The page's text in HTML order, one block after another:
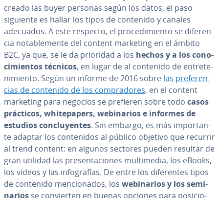
creado las buyer personas según los datos, el paso
siguiente es hallar los tipos de contenido y canales
adecuados. A este respecto, el pro­ce­di­mie­n­to se di­fe­re­n­
cia no­ta­ble­me­n­te del content marketing en el ámbito
B2C, ya que, se le da prioridad a los hechos y a los co­no­
ci­mie­n­tos técnicos, en lugar de al contenido de en­tre­te­
ni­mie­n­to. Según un informe de 2016 sobre las pre­fe­re­n­
cias de contenido de los co­m­pra­do­res, en el content
marketing para negocios se prefieren sobre todo casos
prácticos, whi­te­pa­pe­rs, we­bi­na­rios e informes de
estudios co­n­clu­ye­n­tes. Sin embargo, es más im­po­r­ta­n­
te adaptar los co­n­te­ni­dos al público objetivo que recurrir
al trend content: en algunos sectores pueden resultar de
gran utilidad las pre­se­n­ta­cio­nes mu­l­ti­me­dia, los eBooks,
los vídeos y las in­fo­gra­fías. De entre los di­fe­re­n­tes tipos
de contenido me­n­cio­na­dos, los we­bi­na­rios y los se­mi­
na­rios se co­n­vie­r­ten en buenas opciones para po­si­cio­